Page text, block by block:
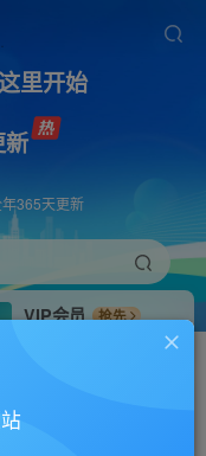
里开始
365天更新
VIP会员
抢先